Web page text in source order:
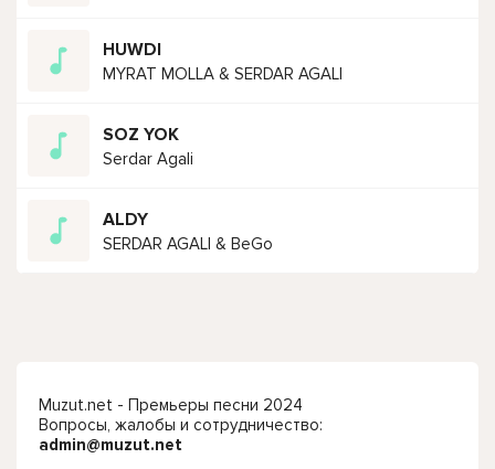
HUWDI
MYRAT MOLLA & SERDAR AGALI
SOZ YOK
Serdar Agali
ALDY
SERDAR AGALI & BeGo
Muzut.net - Премьеры песни 2024
Вопросы, жалобы и сотрудничество:
admin@muzut.net